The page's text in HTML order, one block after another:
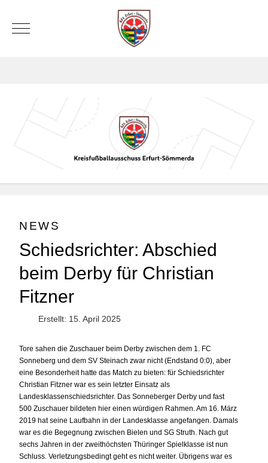
Mobile Menu Toggle
NEWS
Schiedsrichter: Abschied
beim Derby für Christian
Fitzner
Erstellt: 15. April 2025
Tore sahen die Zuschauer beim Derby zwischen dem 1. FC
Sonneberg und dem SV Steinach zwar nicht (Endstand 0:0), aber
eine Besonderheit hatte das Match zu bieten: für Schiedsrichter
Christian Fitzner war es sein letzter Einsatz als
Landesklassenschiedsrichter. Das Sonneberger Derby und fast
500 Zuschauer bildeten hier einen würdigen Rahmen. Am 16. März
2019 hat seine Laufbahn in der Landesklasse angefangen. Damals
war es die Begegnung zwischen Bielen und SG Struth. Nach gut
sechs Jahren in der zweithöchsten Thüringer Spielklasse ist nun
Schluss. Verletzungsbedingt geht es nicht weiter. Übrigens war es